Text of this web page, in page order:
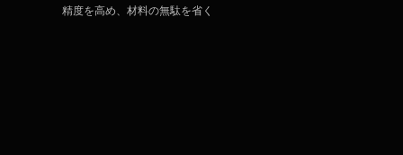
精度を高め、材料の無駄を省く